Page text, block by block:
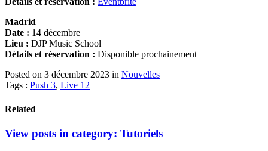
Madrid
Date : 14 décembre
Lieu : DJP Music School
Détails et réservation : Disponible prochainement
Posted on 3 décembre 2023 in Nouvelles
Tags : Push 3, Live 12
Related
View posts in category: Tutoriels